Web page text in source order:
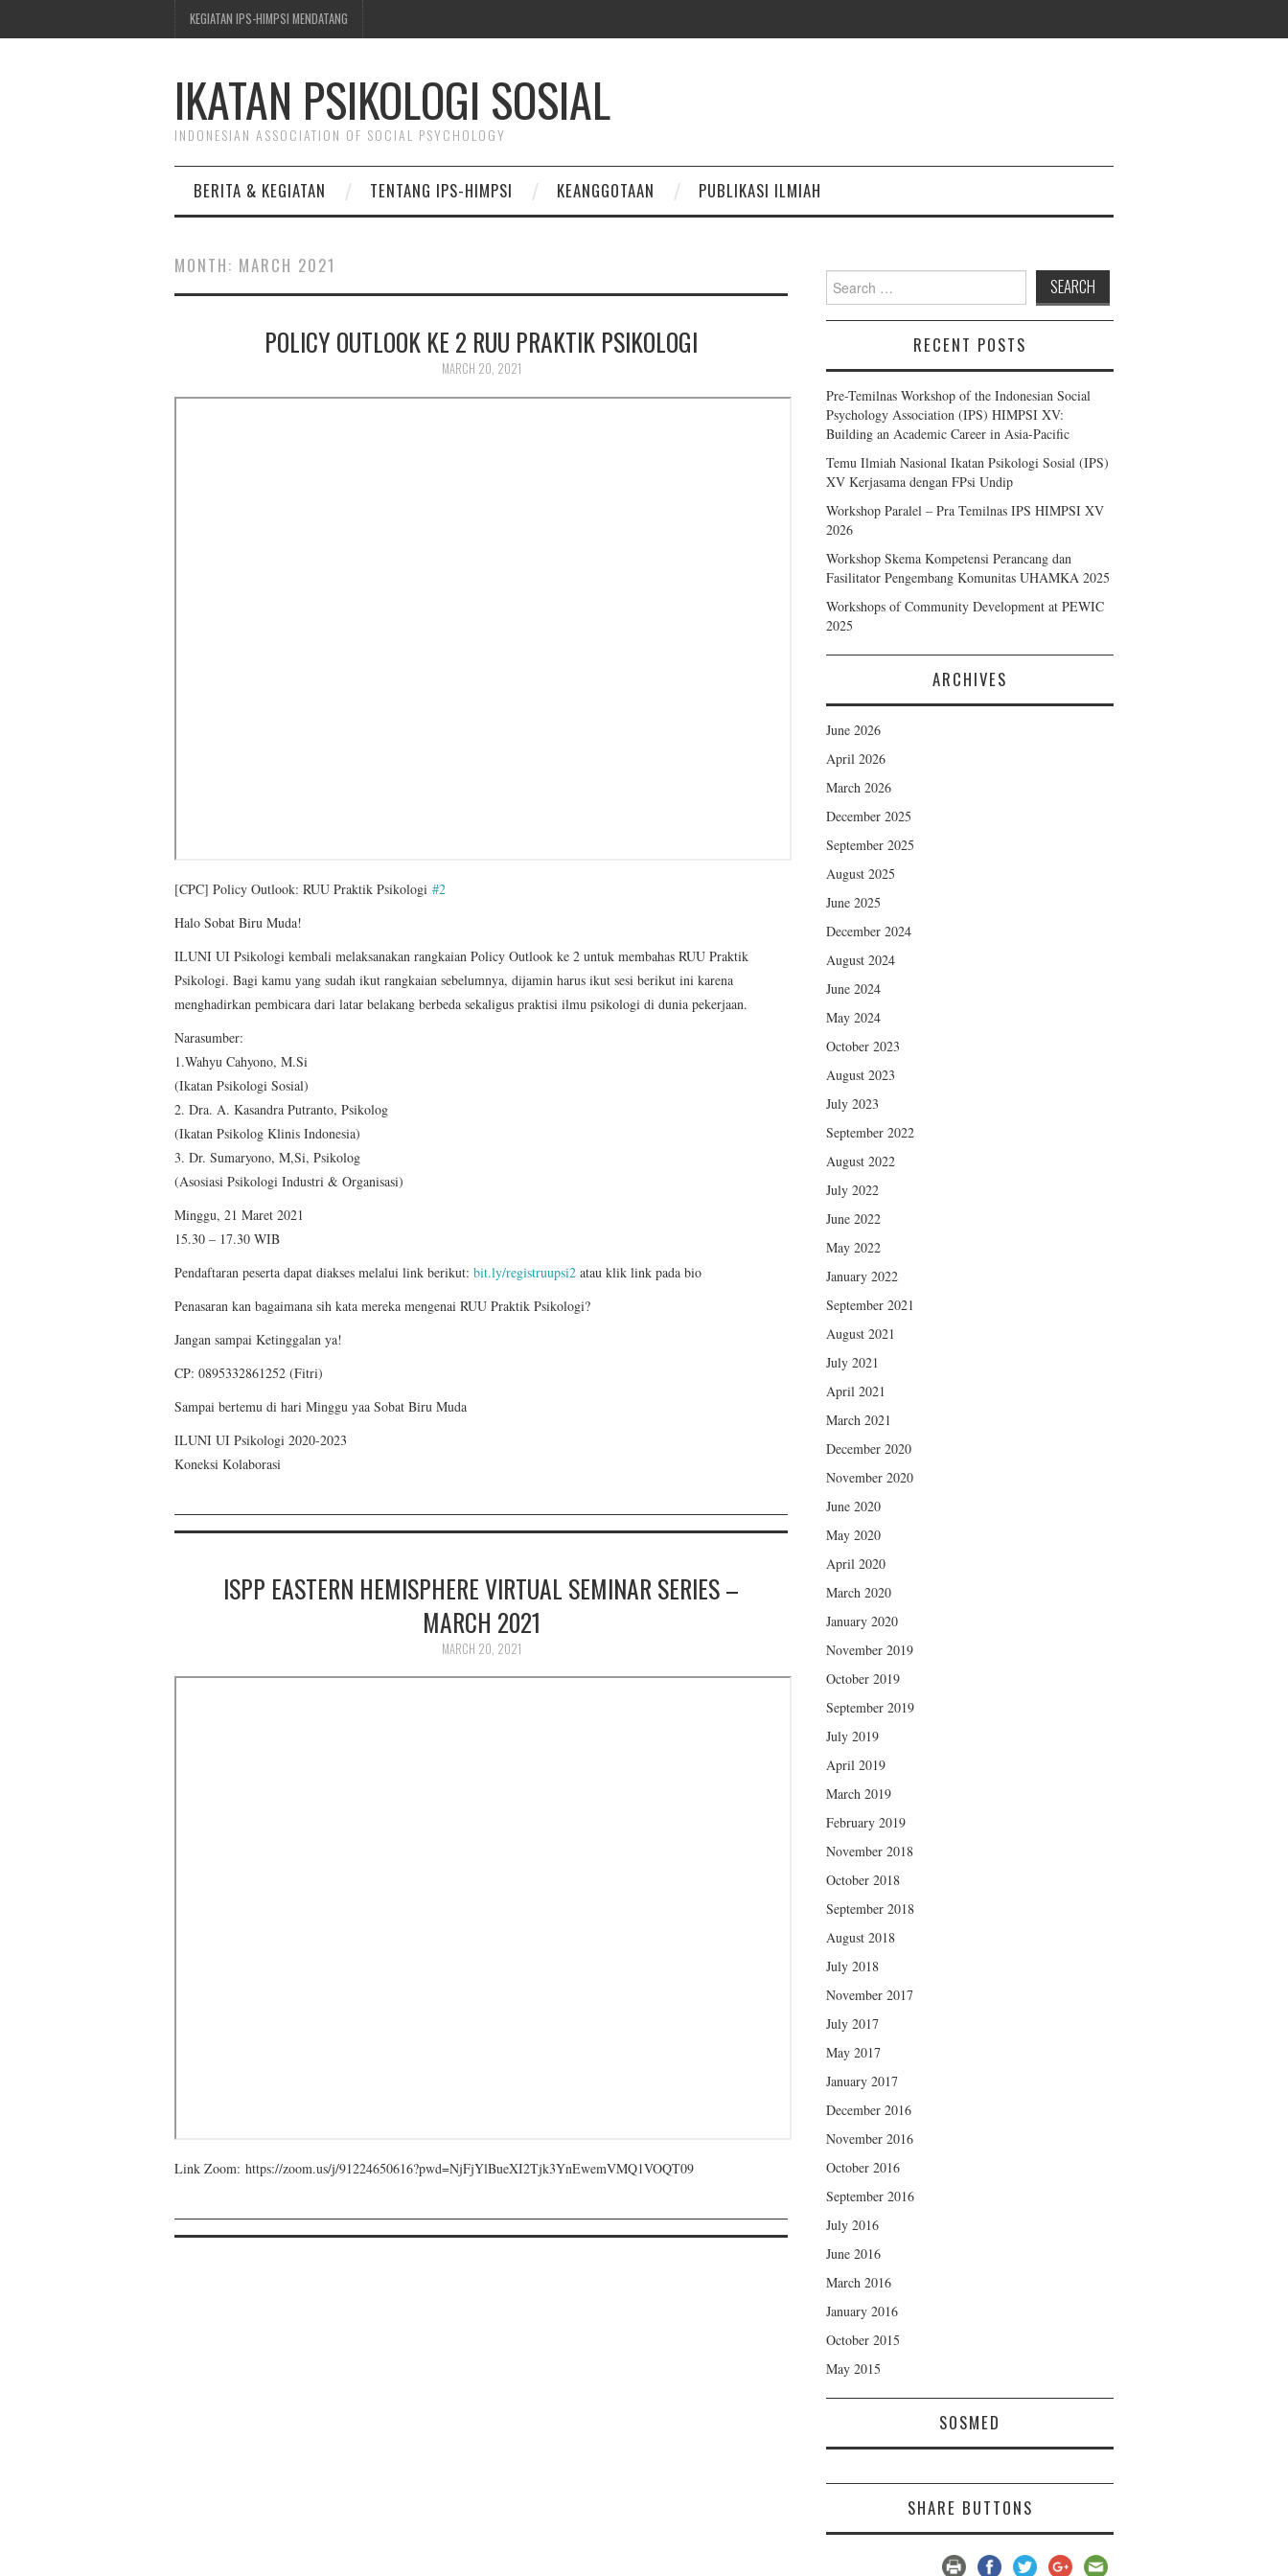
KEGIATAN IPS-HIMPSI MENDATANG
IKATAN PSIKOLOGI SOSIAL
INDONESIAN ASSOCIATION OF SOCIAL PSYCHOLOGY
BERITA & KEGIATAN TENTANG IPS-HIMPSI KEANGGOTAAN PUBLIKASI ILMIAH
MONTH: MARCH 2021
POLICY OUTLOOK KE 2 RUU PRAKTIK PSIKOLOGI
MARCH 20, 2021
[CPC] Policy Outlook: RUU Praktik Psikologi #2
Halo Sobat Biru Muda!
ILUNI UI Psikologi kembali melaksanakan rangkaian Policy Outlook ke 2 untuk membahas RUU Praktik
Psikologi. Bagi kamu yang sudah ikut rangkaian sebelumnya, dijamin harus ikut sesi berikut ini karena
menghadirkan pembicara dari latar belakang berbeda sekaligus praktisi ilmu psikologi di dunia pekerjaan.
Narasumber:
1.Wahyu Cahyono, M.Si
(Ikatan Psikologi Sosial)
2. Dra. A. Kasandra Putranto, Psikolog
(Ikatan Psikolog Klinis Indonesia)
3. Dr. Sumaryono, M,Si, Psikolog
(Asosiasi Psikologi Industri & Organisasi)
Minggu, 21 Maret 2021
15.30 – 17.30 WIB
Pendaftaran peserta dapat diakses melalui link berikut: bit.ly/registruupsi2 atau klik link pada bio
Penasaran kan bagaimana sih kata mereka mengenai RUU Praktik Psikologi?
Jangan sampai Ketinggalan ya!
CP: 0895332861252 (Fitri)
Sampai bertemu di hari Minggu yaa Sobat Biru Muda
ILUNI UI Psikologi 2020-2023
Koneksi Kolaborasi
ISPP EASTERN HEMISPHERE VIRTUAL SEMINAR SERIES –
MARCH 2021
MARCH 20, 2021
Link Zoom: https://zoom.us/j/91224650616?pwd=NjFjYlBueXI2Tjk3YnEwemVMQ1VOQT09
Search for:
RECENT POSTS
Pre-Temilnas Workshop of the Indonesian Social
Psychology Association (IPS) HIMPSI XV:
Building an Academic Career in Asia-Pacific
Temu Ilmiah Nasional Ikatan Psikologi Sosial (IPS)
XV Kerjasama dengan FPsi Undip
Workshop Paralel – Pra Temilnas IPS HIMPSI XV
2026
Workshop Skema Kompetensi Perancang dan
Fasilitator Pengembang Komunitas UHAMKA 2025
Workshops of Community Development at PEWIC
2025
ARCHIVES
June 2026
April 2026
March 2026
December 2025
September 2025
August 2025
June 2025
December 2024
August 2024
June 2024
May 2024
October 2023
August 2023
July 2023
September 2022
August 2022
July 2022
June 2022
May 2022
January 2022
September 2021
August 2021
July 2021
April 2021
March 2021
December 2020
November 2020
June 2020
May 2020
April 2020
March 2020
January 2020
November 2019
October 2019
September 2019
July 2019
April 2019
March 2019
February 2019
November 2018
October 2018
September 2018
August 2018
July 2018
November 2017
July 2017
May 2017
January 2017
December 2016
November 2016
October 2016
September 2016
July 2016
June 2016
March 2016
January 2016
October 2015
May 2015
SOSMED
SHARE BUTTONS